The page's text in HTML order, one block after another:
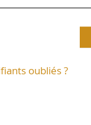
oubliés ?